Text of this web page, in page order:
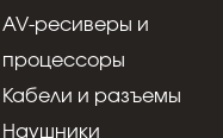
используются
AV-ресиверы и
процессоры
Кабели и разъемы
Наушники